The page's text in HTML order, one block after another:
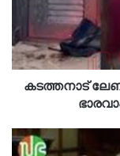
കടത്തനാട്